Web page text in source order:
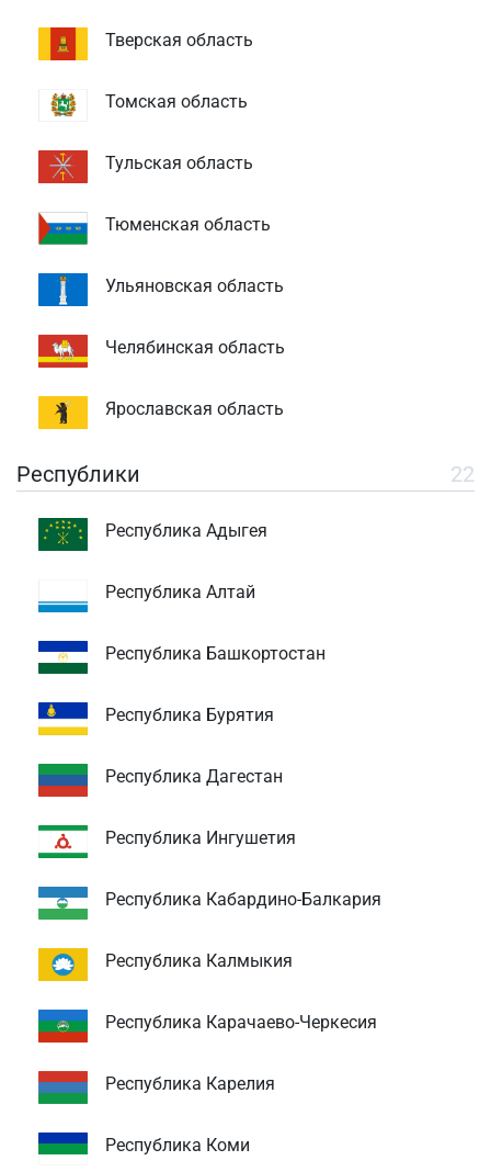
Тверская область
Томская область
Тульская область
Тюменская область
Ульяновская область
Челябинская область
Ярославская область
Республики 22
Республика Адыгея
Республика Алтай
Республика Башкортостан
Республика Бурятия
Республика Дагестан
Республика Ингушетия
Республика Кабардино-Балкария
Республика Калмыкия
Республика Карачаево-Черкесия
Республика Карелия
Республика Коми